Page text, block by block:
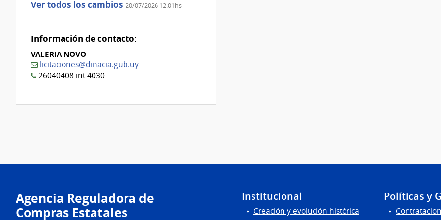
Nº
Ver todos los cambios 20/07/2026 12:01hs
Información de contacto:
VALERIA NOVO
licitaciones@dinacia.gub.uy
26040408 int 4030
Agencia Reguladora de
Compras Estatales
Institucional
Creación y evolución histórica
Políticas y